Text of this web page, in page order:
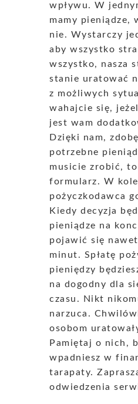
wpływu. W
mamy pieniądze,
nie. Wystarczy
aby wszystko
wszystko, nasza
stanie uratować
z możliwych
wahajcie się,
jest wam
Dzięki nam,
potrzebne
musicie zrobić, to
formularz. W
pożyczkodawca
Kiedy decyzja
pieniądze na
pojawić się
minut. Spłatę
pieniędzy
na dogodny dla
czasu. Nikt
narzuca.
osobom
Pamiętaj o nich,
wpadniesz w
tarapaty.
odwiedzenia